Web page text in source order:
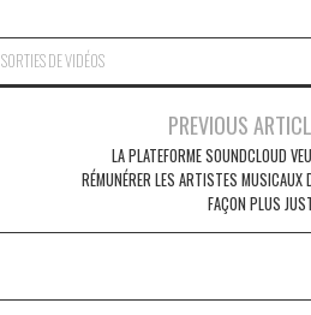
SORTIES DE VIDÉOS
PREVIOUS
LA PLATEFORME SOUNDCLOUD
RÉMUNÉRER LES ARTISTES MUSICAUX
FAÇON PLUS